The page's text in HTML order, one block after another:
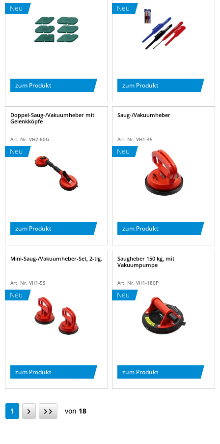
Neu
zum Produkt
Neu
zum Produkt
Neu
Doppel-Saug-/Vakuumheber mit
Gelenkköpfe
Art. Nr. VH2-60G
zum Produkt
Neu
Saug-/Vakuumheber
Art. Nr. VH1-45
zum Produkt
Neu
Mini-Saug-/Vakuumheber-Set, 2-tlg.
Art. Nr. VH1-5S
zum Produkt
Neu
Saugheber 150 kg, mit
Vakuumpumpe
Art. Nr. VH1-180P
zum Produkt
1 von 18